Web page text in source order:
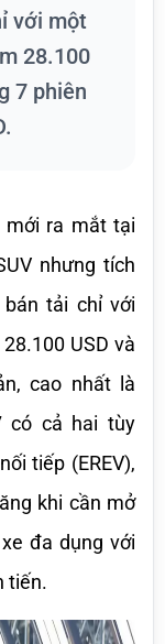
với một
28.100
7 phiên
mới ra mắt tại
nhưng tích
tải chỉ với
USD và
cao nhất là
có cả hai tùy
tiếp (EREV),
khi cần mở
đa dụng với
tiến.